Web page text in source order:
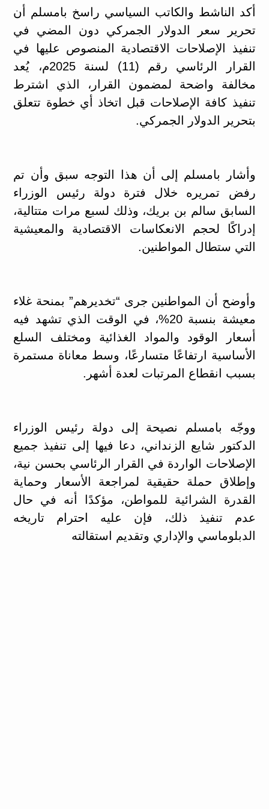
أكد الناشط والكاتب السياسي راسخ بامسلم أن
تحرير سعر الدولار الجمركي دون المضي في
تنفيذ الإصلاحات الاقتصادية المنصوص عليها في
القرار الرئاسي رقم (11) لسنة 2025م، يُعد
مخالفة واضحة لمضمون القرار، الذي اشترط
تنفيذ كافة الإصلاحات قبل اتخاذ أي خطوة تتعلق
بتحرير الدولار الجمركي.
وأشار بامسلم إلى أن هذا التوجه سبق وأن تم
رفض تمريره خلال فترة دولة رئيس الوزراء
السابق سالم بن بريك، وذلك لسبع مرات متتالية،
إدراكًا لحجم الانعكاسات الاقتصادية والمعيشية
التي ستطال المواطنين.
وأوضح أن المواطنين جرى “تخديرهم” بمنحة غلاء
معيشة بنسبة 20%، في الوقت الذي تشهد فيه
أسعار الوقود والمواد الغذائية ومختلف السلع
الأساسية ارتفاعًا متسارعًا، وسط معاناة مستمرة
بسبب انقطاع المرتبات لعدة أشهر.
ووجّه بامسلم نصيحة إلى دولة رئيس الوزراء
الدكتور شايع الزنداني، دعا فيها إلى تنفيذ جميع
الإصلاحات الواردة في القرار الرئاسي بحسن نية،
وإطلاق حملة حقيقية لمراجعة الأسعار وحماية
القدرة الشرائية للمواطن، مؤكدًا أنه في حال
عدم تنفيذ ذلك، فإن عليه احترام تاريخه
الدبلوماسي والإداري وتقديم استقالته